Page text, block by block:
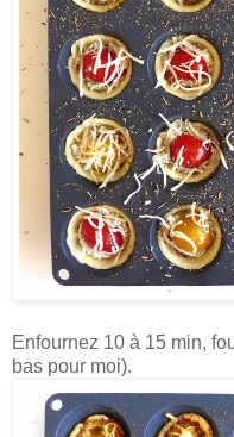
Enfournez 10 à 15 min,
bas pour moi).